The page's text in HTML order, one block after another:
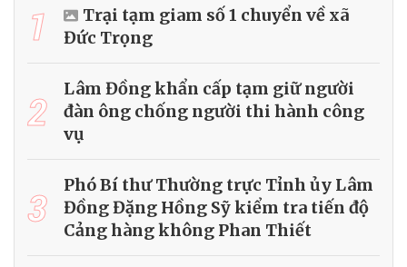
1
Trại tạm giam số 1 chuyển về xã
Đức Trọng
2
Lâm Đồng khẩn cấp tạm giữ người
đàn ông chống người thi hành công
vụ
3
Phó Bí thư Thường trực Tỉnh ủy Lâm
Đồng Đặng Hồng Sỹ kiểm tra tiến độ
Cảng hàng không Phan Thiết